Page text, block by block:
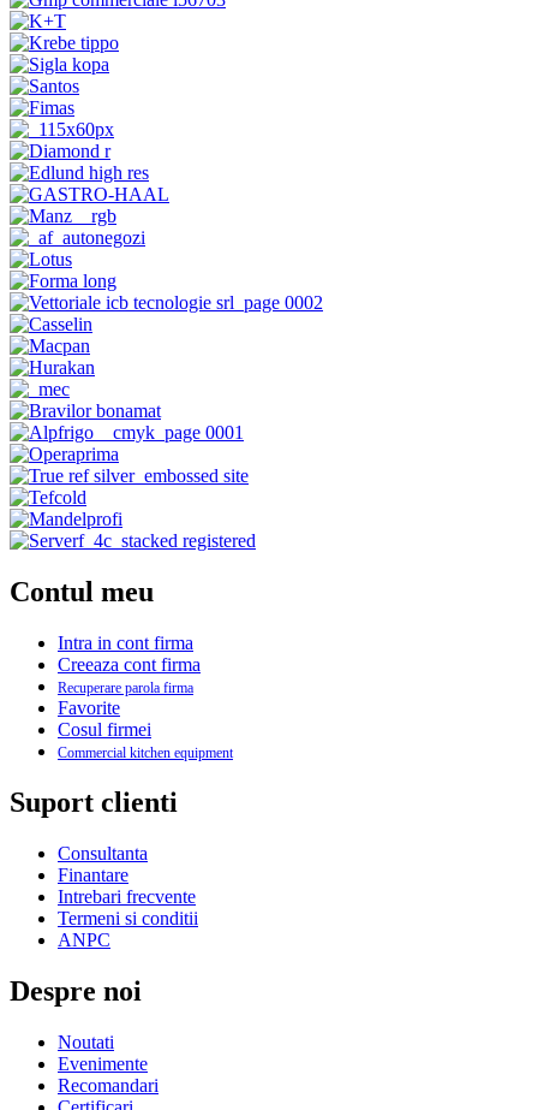
Contul meu
Intra in cont firma
Creeaza cont firma
Recuperare parola firma
Favorite
Cosul firmei
Commercial kitchen equipment
Suport clienti
Consultanta
Finantare
Intrebari frecvente
Termeni si conditii
ANPC
Despre noi
Noutati
Evenimente
Recomandari